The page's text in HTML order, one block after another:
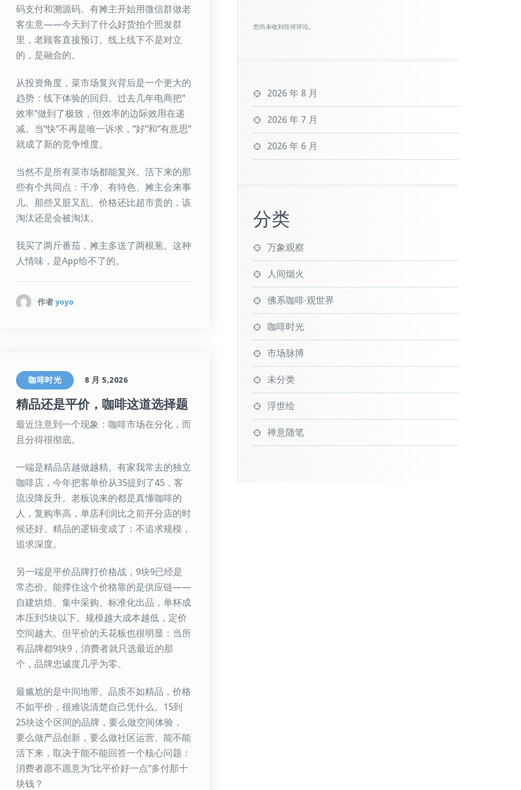
码支付和溯源码。有摊主开始用微信群做老
客生意——今天到了什么好货拍个照发群
里，老顾客直接预订。线上线下不是对立
的，是融合的。
从投资角度，菜市场复兴背后是一个更大的
趋势：线下体验的回归。过去几年电商把”
效率”做到了极致，但效率的边际效用在递
减。当”快”不再是唯一诉求，”好”和”有意思”
就成了新的竞争维度。
当然不是所有菜市场都能复兴。活下来的那
些有个共同点：干净、有特色、摊主会来事
儿。那些又脏又乱、价格还比超市贵的，该
淘汰还是会被淘汰。
我买了两斤番茄，摊主多送了两根葱。这种
人情味，是App给不了的。
作者 yoyo
咖啡时光 8 月 5,2026
精品还是平价，咖啡这道选择题
最近注意到一个现象：咖啡市场在分化，而
且分得很彻底。
一端是精品店越做越精。有家我常去的独立
咖啡店，今年把客单价从35提到了45，客
流没降反升。老板说来的都是真懂咖啡的
人，复购率高，单店利润比之前开分店的时
候还好。精品的逻辑变成了：不追求规模，
追求深度。
另一端是平价品牌打价格战，9块9已经是
常态价。能撑住这个价格靠的是供应链——
自建烘焙、集中采购、标准化出品，单杯成
本压到5块以下。规模越大成本越低，定价
空间越大。但平价的天花板也很明显：当所
有品牌都9块9，消费者就只选最近的那
个，品牌忠诚度几乎为零。
最尴尬的是中间地带。品质不如精品，价格
不如平价，很难说清楚自己凭什么。15到
25块这个区间的品牌，要么做空间体验，
要么做产品创新，要么做社区运营。能不能
活下来，取决于能不能回答一个核心问题：
消费者愿不愿意为”比平价好一点”多付那十
块钱？
您尚未收到任何评论。
2026 年 8 月
2026 年 7 月
2026 年 6 月
分类
万象观察
人间烟火
佛系咖啡·观世界
咖啡时光
市场脉搏
未分类
浮世绘
禅意随笔